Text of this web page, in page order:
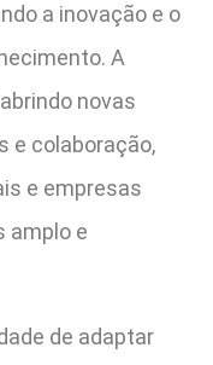
a inovação e o
A
novas
e colaboração,
e empresas
amplo e
de adaptar